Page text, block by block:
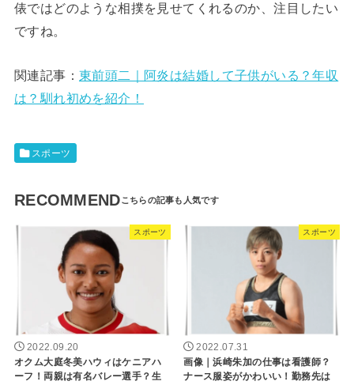
俵ではどのような相撲を見せてくれるのか、注目したい
ですね。
関連記事： 東前頭二｜阿炎は結婚して子供がいる？年収
は？馴れ初めを紹介！
スポーツ
RECOMMEND
スポーツ
2022.09.20
オクム大庭冬美ハウィはケニアハ
ーフ！両親は有名バレー選手？生
スポーツ
2022.07.31
画像｜浜崎朱加の仕事は看護師？
ナース服姿がかわいい！勤務先は